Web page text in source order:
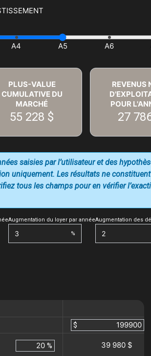
PLUS-VALUE
CUMULATIVE DU
MARCHÉ
55 228 $
REVENUS
POUR
27
Augmentation du loyer par année
%
Augmentation des
saisies par l’utilisateur et des
uniquement. Les résultats ne
tous les champs pour en vérifier
$
% 39 980 $